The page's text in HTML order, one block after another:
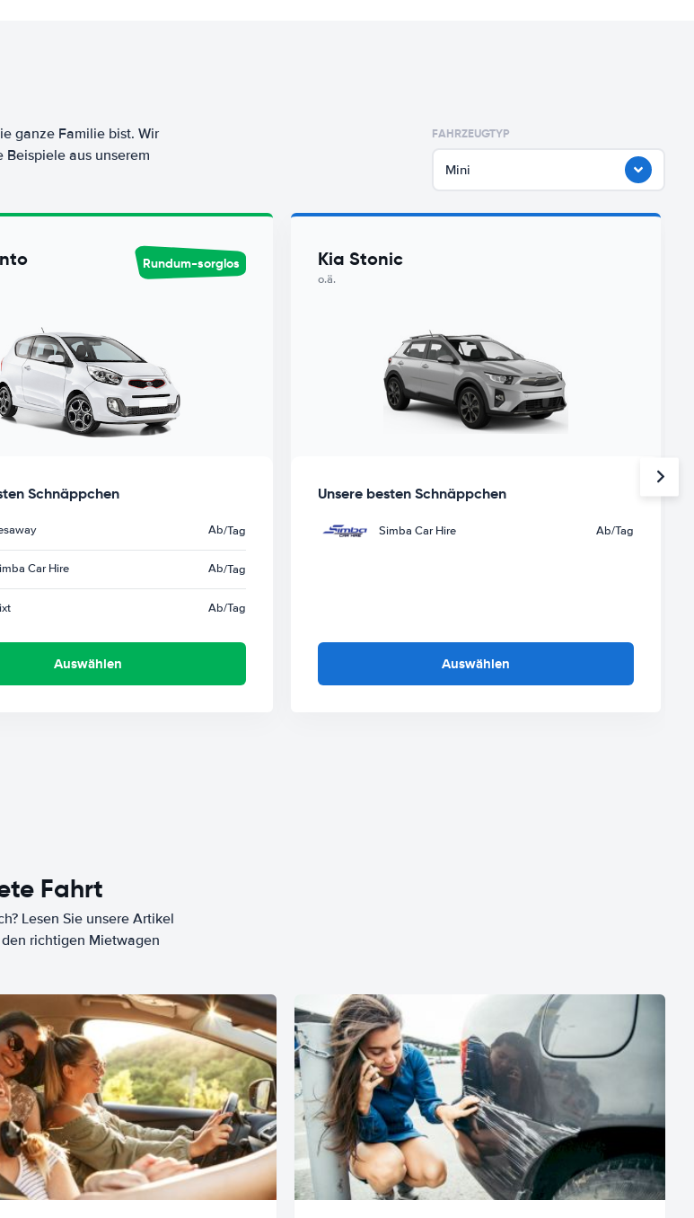
ganze Familie bist. Wir
aus unserem
FAHRZEUGTYP
Mini
Rundum-sorglos
Schnäppchen
Ab/Tag
Car Hire Ab/Tag
Ab/Tag
Auswählen
Kia Stonic
o.ä.
Unsere besten Schnäppchen
Simba Car Hire Ab/Tag
Auswählen
Fahrt
Lesen Sie unsere Artikel
richtigen Mietwagen